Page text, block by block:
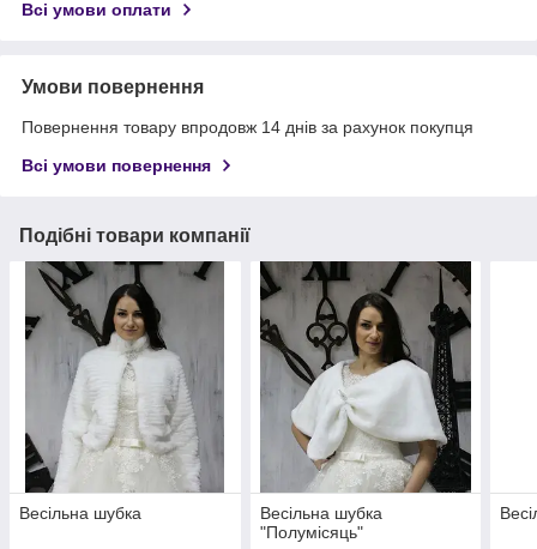
Всі умови оплати
Умови повернення
Повернення товару впродовж 14 днів за рахунок покупця
Всі умови повернення
Подібні товари компанії
Весільна шубка
Весільна шубка
"Полумісяць"